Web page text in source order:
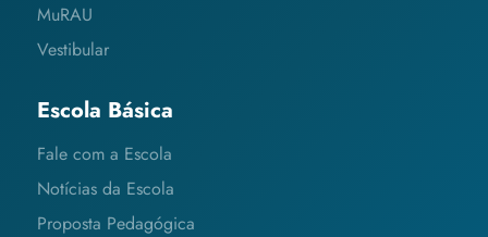
MuRAU
Vestibular
Escola Básica
Fale com a Escola
Notícias da Escola
Proposta Pedagógica